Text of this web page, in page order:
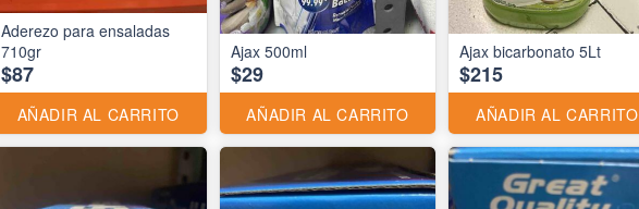
Aderezo para ensaladas
710gr
$87
AÑADIR AL CARRITO
Ajax 500ml
$29
AÑADIR AL CARRITO
Ajax bicarbonato 5Lt
$215
AÑADIR AL CARRITO